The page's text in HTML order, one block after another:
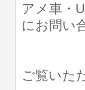
アメ車・
にお問い
ご覧いた